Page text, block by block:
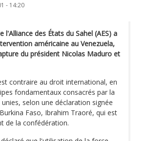
- 14:20
l'Alliance des États du Sahel (AES) a
américaine au Venezuela,
du président Nicolas Maduro et
contraire au droit international, en
fondamentaux consacrés par la
selon une déclaration signée
Faso, Ibrahim Traoré, qui est
de la confédération.